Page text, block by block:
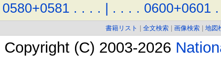
0580+0581 . . . . | . . . . 0600+0601 .
書籍リスト 全文検索 画像検索 地図
Copyright (C) 2003-2026